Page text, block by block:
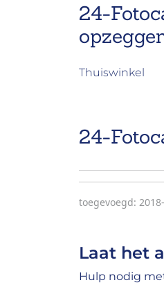
24-
Thuiswinkel
24-
toegevoegd:
Laat het
Hulp nodig